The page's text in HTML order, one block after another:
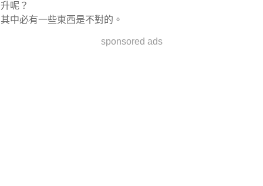
升呢？
其中必有一些東西是不對的。
sponsored ads